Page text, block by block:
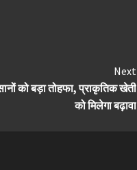
Next
को बड़ा तोहफा, प्राकृतिक खेती
को मिलेगा बढ़ावा